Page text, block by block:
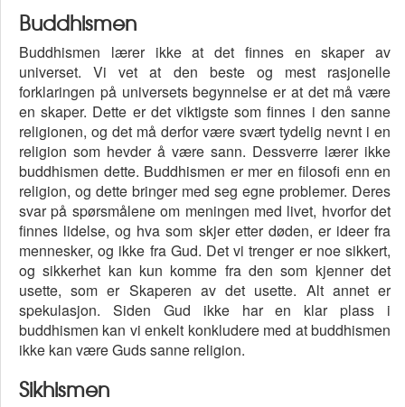
Buddhismen
Buddhismen lærer ikke at det finnes en skaper av
universet. Vi vet at den beste og mest rasjonelle
forklaringen på universets begynnelse er at det må være
en skaper. Dette er det viktigste som finnes i den sanne
religionen, og det må derfor være svært tydelig nevnt i en
religion som hevder å være sann. Dessverre lærer ikke
buddhismen dette. Buddhismen er mer en filosofi enn en
religion, og dette bringer med seg egne problemer. Deres
svar på spørsmålene om meningen med livet, hvorfor det
finnes lidelse, og hva som skjer etter døden, er ideer fra
mennesker, og ikke fra Gud. Det vi trenger er noe sikkert,
og sikkerhet kan kun komme fra den som kjenner det
usette, som er Skaperen av det usette. Alt annet er
spekulasjon. Siden Gud ikke har en klar plass i
buddhismen kan vi enkelt konkludere med at buddhismen
ikke kan være Guds sanne religion.
Sikhismen